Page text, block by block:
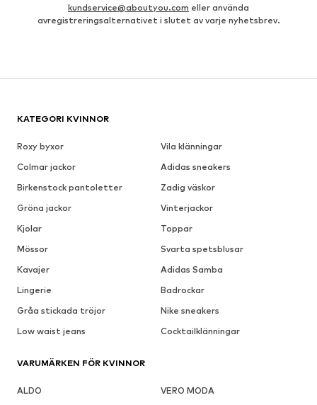
kundservice@aboutyou.com eller använda
avregistreringsalternativet i slutet av varje nyhetsbrev.
KATEGORI KVINNOR
Roxy byxor
Vila klänningar
Colmar jackor
Adidas sneakers
Birkenstock pantoletter
Zadig väskor
Gröna jackor
Vinterjackor
Kjolar
Toppar
Mössor
Svarta spetsblusar
Kavajer
Adidas Samba
Lingerie
Badrockar
Gråa stickada tröjor
Nike sneakers
Low waist jeans
Cocktailklänningar
VARUMÄRKEN FÖR KVINNOR
ALDO
VERO MODA